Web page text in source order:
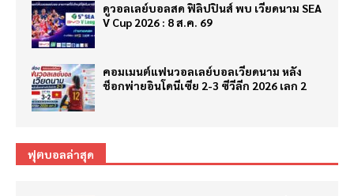
ดูวอลเลย์บอลสด ฟิลิปปินส์ พบ เวียดนาม SEA
V Cup 2026 : 8 ส.ค. 69
คอมเมนต์แฟนวอลเลย์บอลเวียดนาม หลัง
ช็อกพ่ายอินโดนีเซีย 2-3 ซีวีลีก 2026 เลก 2
ฟุตบอลล่าสุด